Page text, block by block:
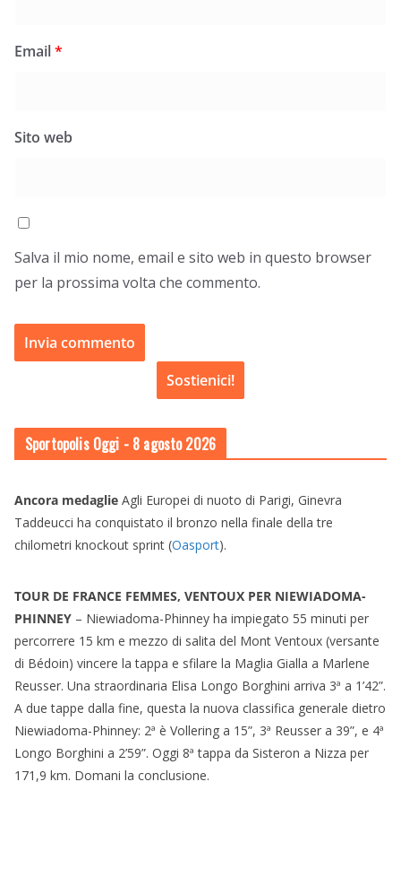
Email*
Sito web
Salva il mio nome, email e sito web in questo browser
per la prossima volta che commento.
Sostienici!
Sportopolis Oggi - 8 agosto 2026
Ancora medaglie Agli Europei di nuoto di Parigi, Ginevra
Taddeucci ha conquistato il bronzo nella finale della tre
chilometri knockout sprint (Oasport).
TOUR DE FRANCE FEMMES, VENTOUX PER NIEWIADOMA-
PHINNEY – Niewiadoma-Phinney ha impiegato 55 minuti per
percorrere 15 km e mezzo di salita del Mont Ventoux (versante
di Bédoin) vincere la tappa e sfilare la Maglia Gialla a Marlene
Reusser. Una straordinaria Elisa Longo Borghini arriva 3ª a 1’42”.
A due tappe dalla fine, questa la nuova classifica generale dietro
Niewiadoma-Phinney: 2ª è Vollering a 15”, 3ª Reusser a 39”, e 4ª
Longo Borghini a 2’59”. Oggi 8ª tappa da Sisteron a Nizza per
171,9 km. Domani la conclusione.